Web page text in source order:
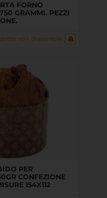
FORNO
GRAMMI. PEZZI
non disponibile
PER
CONFEZIONE
154X112